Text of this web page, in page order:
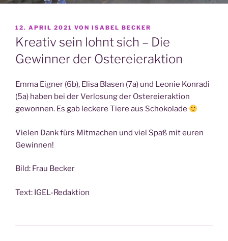
VERÖFFENTLICHT
AM
12. APRIL 2021 VON ISABEL BECKER
Kreativ sein lohnt sich – Die
Gewinner der Ostereieraktion
Emma Eig­ner (6b), Eli­sa Bla­sen (7a) und Leo­nie Kon­ra­di
(5a) haben bei der Ver­lo­sung der Oster­ei­er­ak­ti­on
gewon­nen. Es gab lecke­re Tie­re aus Schokolade
Vie­len Dank fürs Mit­ma­chen und viel Spaß mit euren
Gewinnen!
Bild: Frau Becker
Text: IGEL-Redak­ti­on